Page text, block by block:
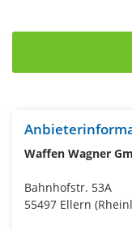
Waffen Wagner
Bahnhofstr. 53A
55497 Ellern